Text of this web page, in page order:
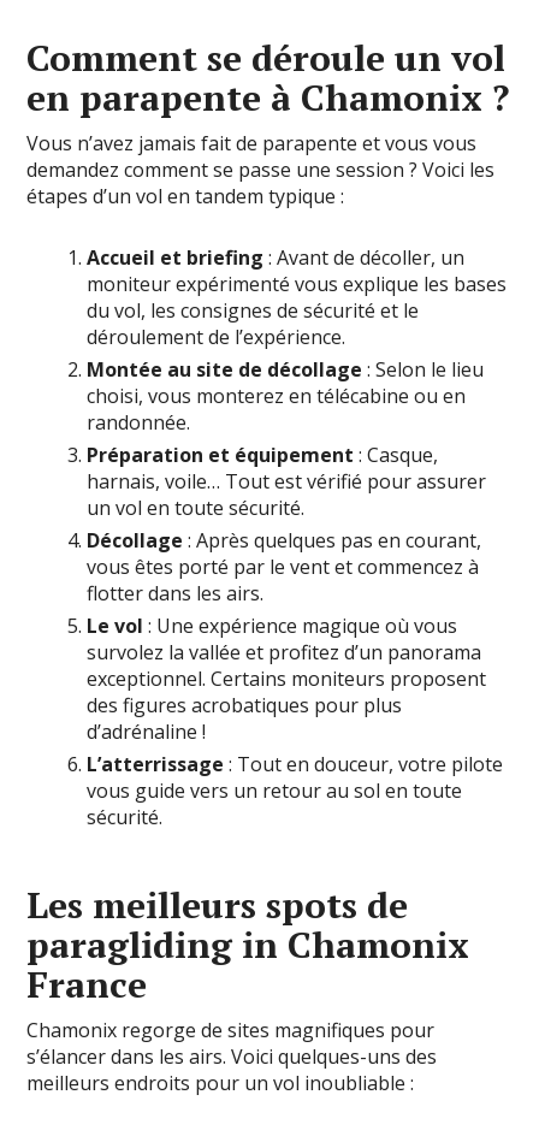
Comment se déroule un vol
en parapente à Chamonix ?
Vous n’avez jamais fait de parapente et vous vous
demandez comment se passe une session ? Voici les
étapes d’un vol en tandem typique :
Accueil et briefing : Avant de décoller, un
moniteur expérimenté vous explique les bases
du vol, les consignes de sécurité et le
déroulement de l’expérience.
Montée au site de décollage : Selon le lieu
choisi, vous monterez en télécabine ou en
randonnée.
Préparation et équipement : Casque,
harnais, voile… Tout est vérifié pour assurer
un vol en toute sécurité.
Décollage : Après quelques pas en courant,
vous êtes porté par le vent et commencez à
flotter dans les airs.
Le vol : Une expérience magique où vous
survolez la vallée et profitez d’un panorama
exceptionnel. Certains moniteurs proposent
des figures acrobatiques pour plus
d’adrénaline !
L’atterrissage : Tout en douceur, votre pilote
vous guide vers un retour au sol en toute
sécurité.
Les meilleurs spots de
paragliding in Chamonix
France
Chamonix regorge de sites magnifiques pour
s’élancer dans les airs. Voici quelques-uns des
meilleurs endroits pour un vol inoubliable :